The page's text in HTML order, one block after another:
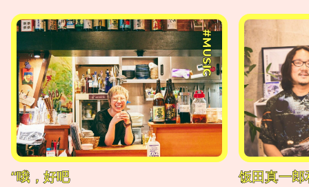
#MUSIC
“哦，好吧
饭田真一